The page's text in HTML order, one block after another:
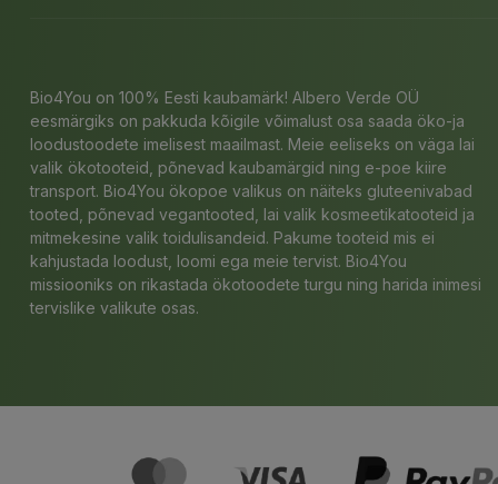
Bio4You on 100% Eesti kaubamärk! Albero Verde OÜ
eesmärgiks on pakkuda kõigile võimalust osa saada öko-ja
loodustoodete imelisest maailmast. Meie eeliseks on väga lai
valik ökotooteid, põnevad kaubamärgid ning e-poe kiire
transport. Bio4You ökopoe valikus on näiteks gluteenivabad
tooted, põnevad vegantooted, lai valik kosmeetikatooteid ja
mitmekesine valik toidulisandeid. Pakume tooteid mis ei
kahjustada loodust, loomi ega meie tervist. Bio4You
missiooniks on rikastada ökotoodete turgu ning harida inimesi
tervislike valikute osas.